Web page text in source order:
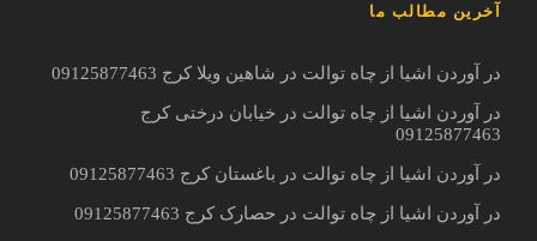
آخرین مطالب ما
در آوردن اشیا از چاه توالت در شاهین ویلا کرج 09125877463
در آوردن اشیا از چاه توالت در خیابان درختی کرج
09125877463
در آوردن اشیا از چاه توالت در باغستان کرج 09125877463
در آوردن اشیا از چاه توالت در حصارک کرج 09125877463